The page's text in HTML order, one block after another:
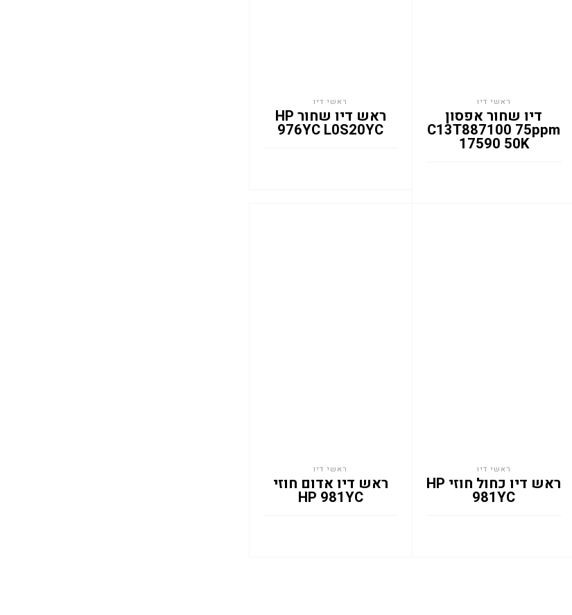
ראשי דיו
ראש דיו שחור HP
976YC L0S20YC
ראשי דיו
דיו שחור אפסון
C13T887100 75ppm
17590 50K
ראשי דיו
ראש דיו אדום חוזי
HP 981YC
ראשי דיו
ראש דיו כחול חוזי HP
981YC